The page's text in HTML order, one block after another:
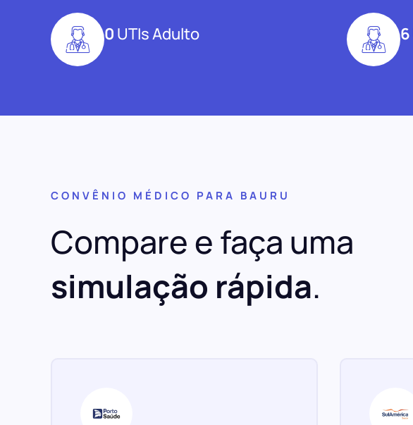
0 UTIs Adulto 6
CONVÊNIO MÉDICO PARA BAURU
Compare e faça uma
simulação rápida.